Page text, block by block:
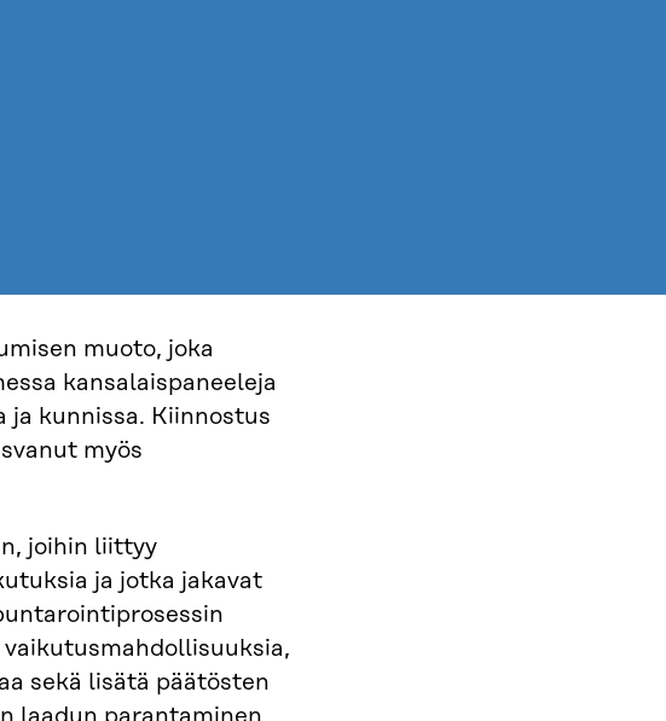
muoto, joka
kansalaispaneeleja
kunnissa. Kiinnostus
myös
joihin liittyy
ja jotka jakavat
sekä lisätä päätösten